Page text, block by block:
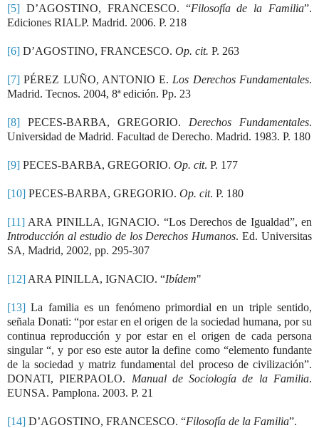
[5] D’AGOSTINO, FRANCESCO. “Filosofía de la Familia”.
Ediciones RIALP. Madrid. 2006. P. 218
[6] D’AGOSTINO, FRANCESCO. Op. cit. P. 263
[7] PÉREZ LUÑO, ANTONIO E. Los Derechos Fundamentales.
Madrid. Tecnos. 2004, 8ª edición. Pp. 23
[8] PECES-BARBA, GREGORIO. Derechos Fundamentales.
Universidad de Madrid. Facultad de Derecho. Madrid. 1983. P. 180
[9] PECES-BARBA, GREGORIO. Op. cit. P. 177
[10] PECES-BARBA, GREGORIO. Op. cit. P. 180
[11] ARA PINILLA, IGNACIO. “Los Derechos de Igualdad”, en
Introducción al estudio de los Derechos Humanos. Ed. Universitas
SA, Madrid, 2002, pp. 295-307
[12] ARA PINILLA, IGNACIO. “Ibídem"
[13] La familia es un fenómeno primordial en un triple sentido,
señala Donati: “por estar en el origen de la sociedad humana, por su
continua reproducción y por estar en el origen de cada persona
singular “, y por eso este autor la define como “elemento fundante
de la sociedad y matriz fundamental del proceso de civilización”.
DONATI, PIERPAOLO. Manual de Sociología de la Familia.
EUNSA. Pamplona. 2003. P. 21
[14] D’AGOSTINO, FRANCESCO. “Filosofía de la Familia”.